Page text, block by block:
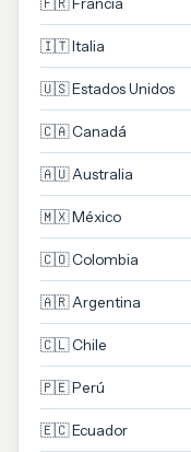
🇮🇹 Italia
🇺🇸 Estados Unidos
🇨🇦 Canadá
🇦🇺 Australia
🇲🇽 México
🇨🇴 Colombia
🇦🇷 Argentina
🇨🇱 Chile
🇵🇪 Perú
🇪🇨 Ecuador